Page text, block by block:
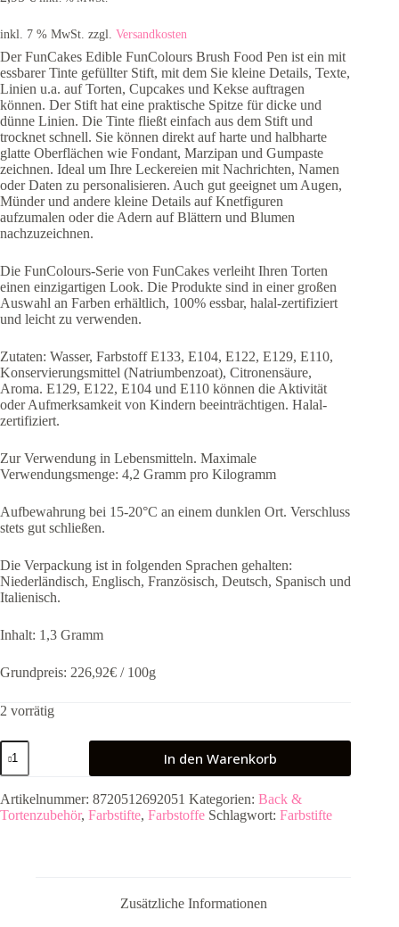
inkl. 7 % MwSt. zzgl. Versandkosten
Der FunCakes Edible FunColours Brush Food Pen ist ein mit
essbarer Tinte gefüllter Stift, mit dem Sie kleine Details, Texte,
Linien u.a. auf Torten, Cupcakes und Kekse auftragen
können. Der Stift hat eine praktische Spitze für dicke und
dünne Linien. Die Tinte fließt einfach aus dem Stift und
trocknet schnell. Sie können direkt auf harte und halbharte
glatte Oberflächen wie Fondant, Marzipan und Gumpaste
zeichnen. Ideal um Ihre Leckereien mit Nachrichten, Namen
oder Daten zu personalisieren. Auch gut geeignet um Augen,
Münder und andere kleine Details auf Knetfiguren
aufzumalen oder die Adern auf Blättern und Blumen
nachzuzeichnen.
Die FunColours-Serie von FunCakes verleiht Ihren Torten
einen einzigartigen Look. Die Produkte sind in einer großen
Auswahl an Farben erhältlich, 100% essbar, halal-zertifiziert
und leicht zu verwenden.
Zutaten: Wasser, Farbstoff E133, E104, E122, E129, E110,
Konservierungsmittel (Natriumbenzoat), Citronensäure,
Aroma. E129, E122, E104 und E110 können die Aktivität
oder Aufmerksamkeit von Kindern beeinträchtigen. Halal-
zertifiziert.
Zur Verwendung in Lebensmitteln. Maximale
Verwendungsmenge: 4,2 Gramm pro Kilogramm
Aufbewahrung bei 15-20°C an einem dunklen Ort. Verschluss
stets gut schließen.
Die Verpackung ist in folgenden Sprachen gehalten:
Niederländisch, Englisch, Französisch, Deutsch, Spanisch und
Italienisch.
Inhalt: 1,3 Gramm
Grundpreis: 226,92€ / 100g
2 vorrätig
FunCakes
Edible
Funcolors
Lebensmittelstift
-
Schwarz
In den Warenkorb
Artikelnummer: 8720512692051 Kategorien: Back &
Tortenzubehör, Farbstifte, Farbstoffe Schlagwort: Farbstifte
Zusätzliche Informationen